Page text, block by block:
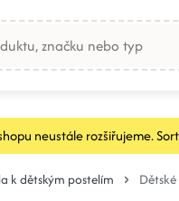
neustále rozšiřujeme.
k dětským postelím